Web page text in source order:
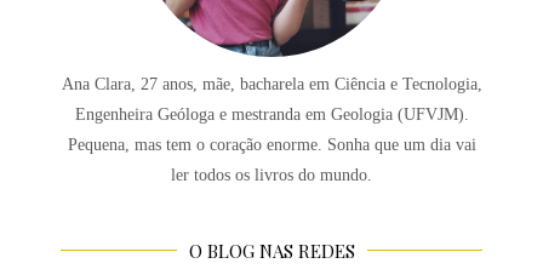
Ana Clara, 27 anos, mãe, bacharela em Ciência e Tecnologia,
Engenheira Geóloga e mestranda em Geologia (UFVJM).
Pequena, mas tem o coração enorme. Sonha que um dia vai
ler todos os livros do mundo.
O BLOG NAS REDES